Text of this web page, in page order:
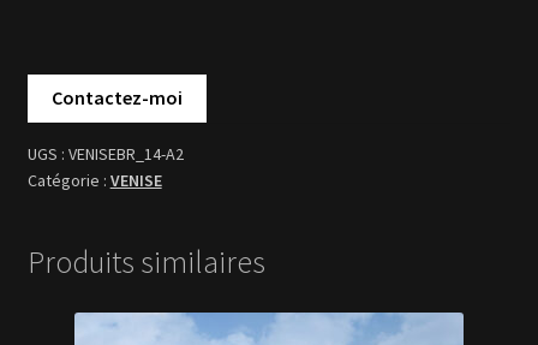
VENISEBR_14-A2
VENISE
Produits similaires